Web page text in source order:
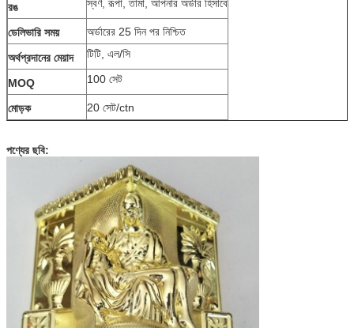
রঙ স্বর্ণ, রূপা, তামা, আপনার অর্ডার হিসাবে
ডেলিভারি সময় অর্ডারের 25 দিন পর নিশ্চিত
অর্থপ্রদানের মেয়াদ টিটি, এল/সি
MOQ 100 সেট
মোড়ক 20 সেট/ctn
পণ্যের ছবি: